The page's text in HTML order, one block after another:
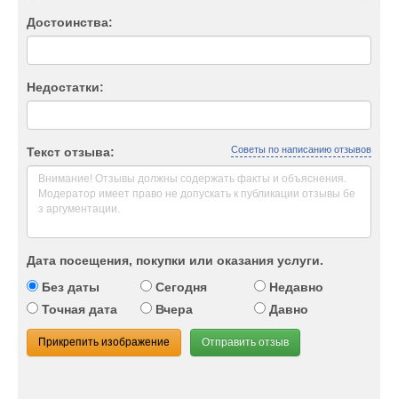
Достоинства:
Недостатки:
Текст отзыва: Советы по написанию отзывов
Дата посещения, покупки или оказания услуги.
Без даты
Сегодня
Недавно
Точная дата
Вчера Давно
Прикрепить изображение Отправить отзыв